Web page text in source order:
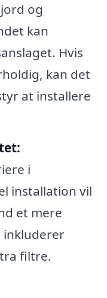
og
kan
Hvis
kan det
at installere
i
installation vil
et mere
inkluderer
filtre.